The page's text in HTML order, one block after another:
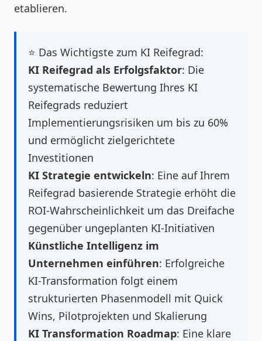
etablieren.
⭐ Das Wichtigste zum KI Reifegrad:
KI Reifegrad als Erfolgsfaktor: Die
systematische Bewertung Ihres KI
Reifegrads reduziert
Implementierungsrisiken um bis zu 60%
und ermöglicht zielgerichtete
Investitionen
KI Strategie entwickeln: Eine auf Ihrem
Reifegrad basierende Strategie erhöht die
ROI-Wahrscheinlichkeit um das Dreifache
gegenüber ungeplanten KI-Initiativen
Künstliche Intelligenz im
Unternehmen einführen: Erfolgreiche
KI-Transformation folgt einem
strukturierten Phasenmodell mit Quick
Wins, Pilotprojekten und Skalierung
KI Transformation Roadmap: Eine klare